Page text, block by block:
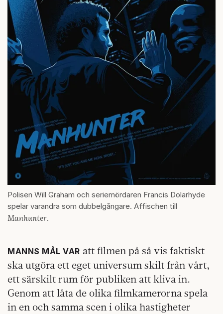
Polisen Will Graham och seriemördaren Francis Dolarhyde
spelar varandra som dubbelgångare. Affischen till
Manhunter.
MANNS MÅL VAR att filmen på så vis faktiskt
ska utgöra ett eget universum skilt från vårt,
ett särskilt rum för publiken att kliva in.
Genom att låta de olika filmkamerorna spela
in en och samma scen i olika hastigheter